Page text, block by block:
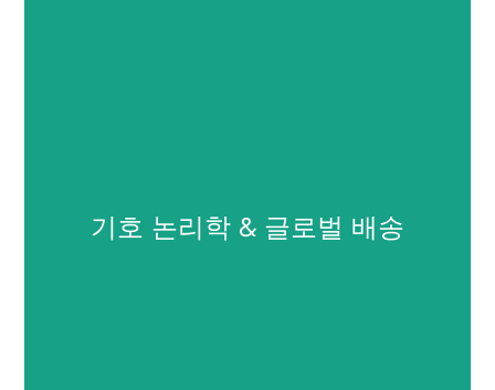
브랜드 라벨만 추가하면 됩니다.. 대용량 클라이언트의 경우,
우리는 또한 완전히 맞춤화 가능한 포장 옵션도 제공합니다..
기호 논리학 & 글로벌 배송